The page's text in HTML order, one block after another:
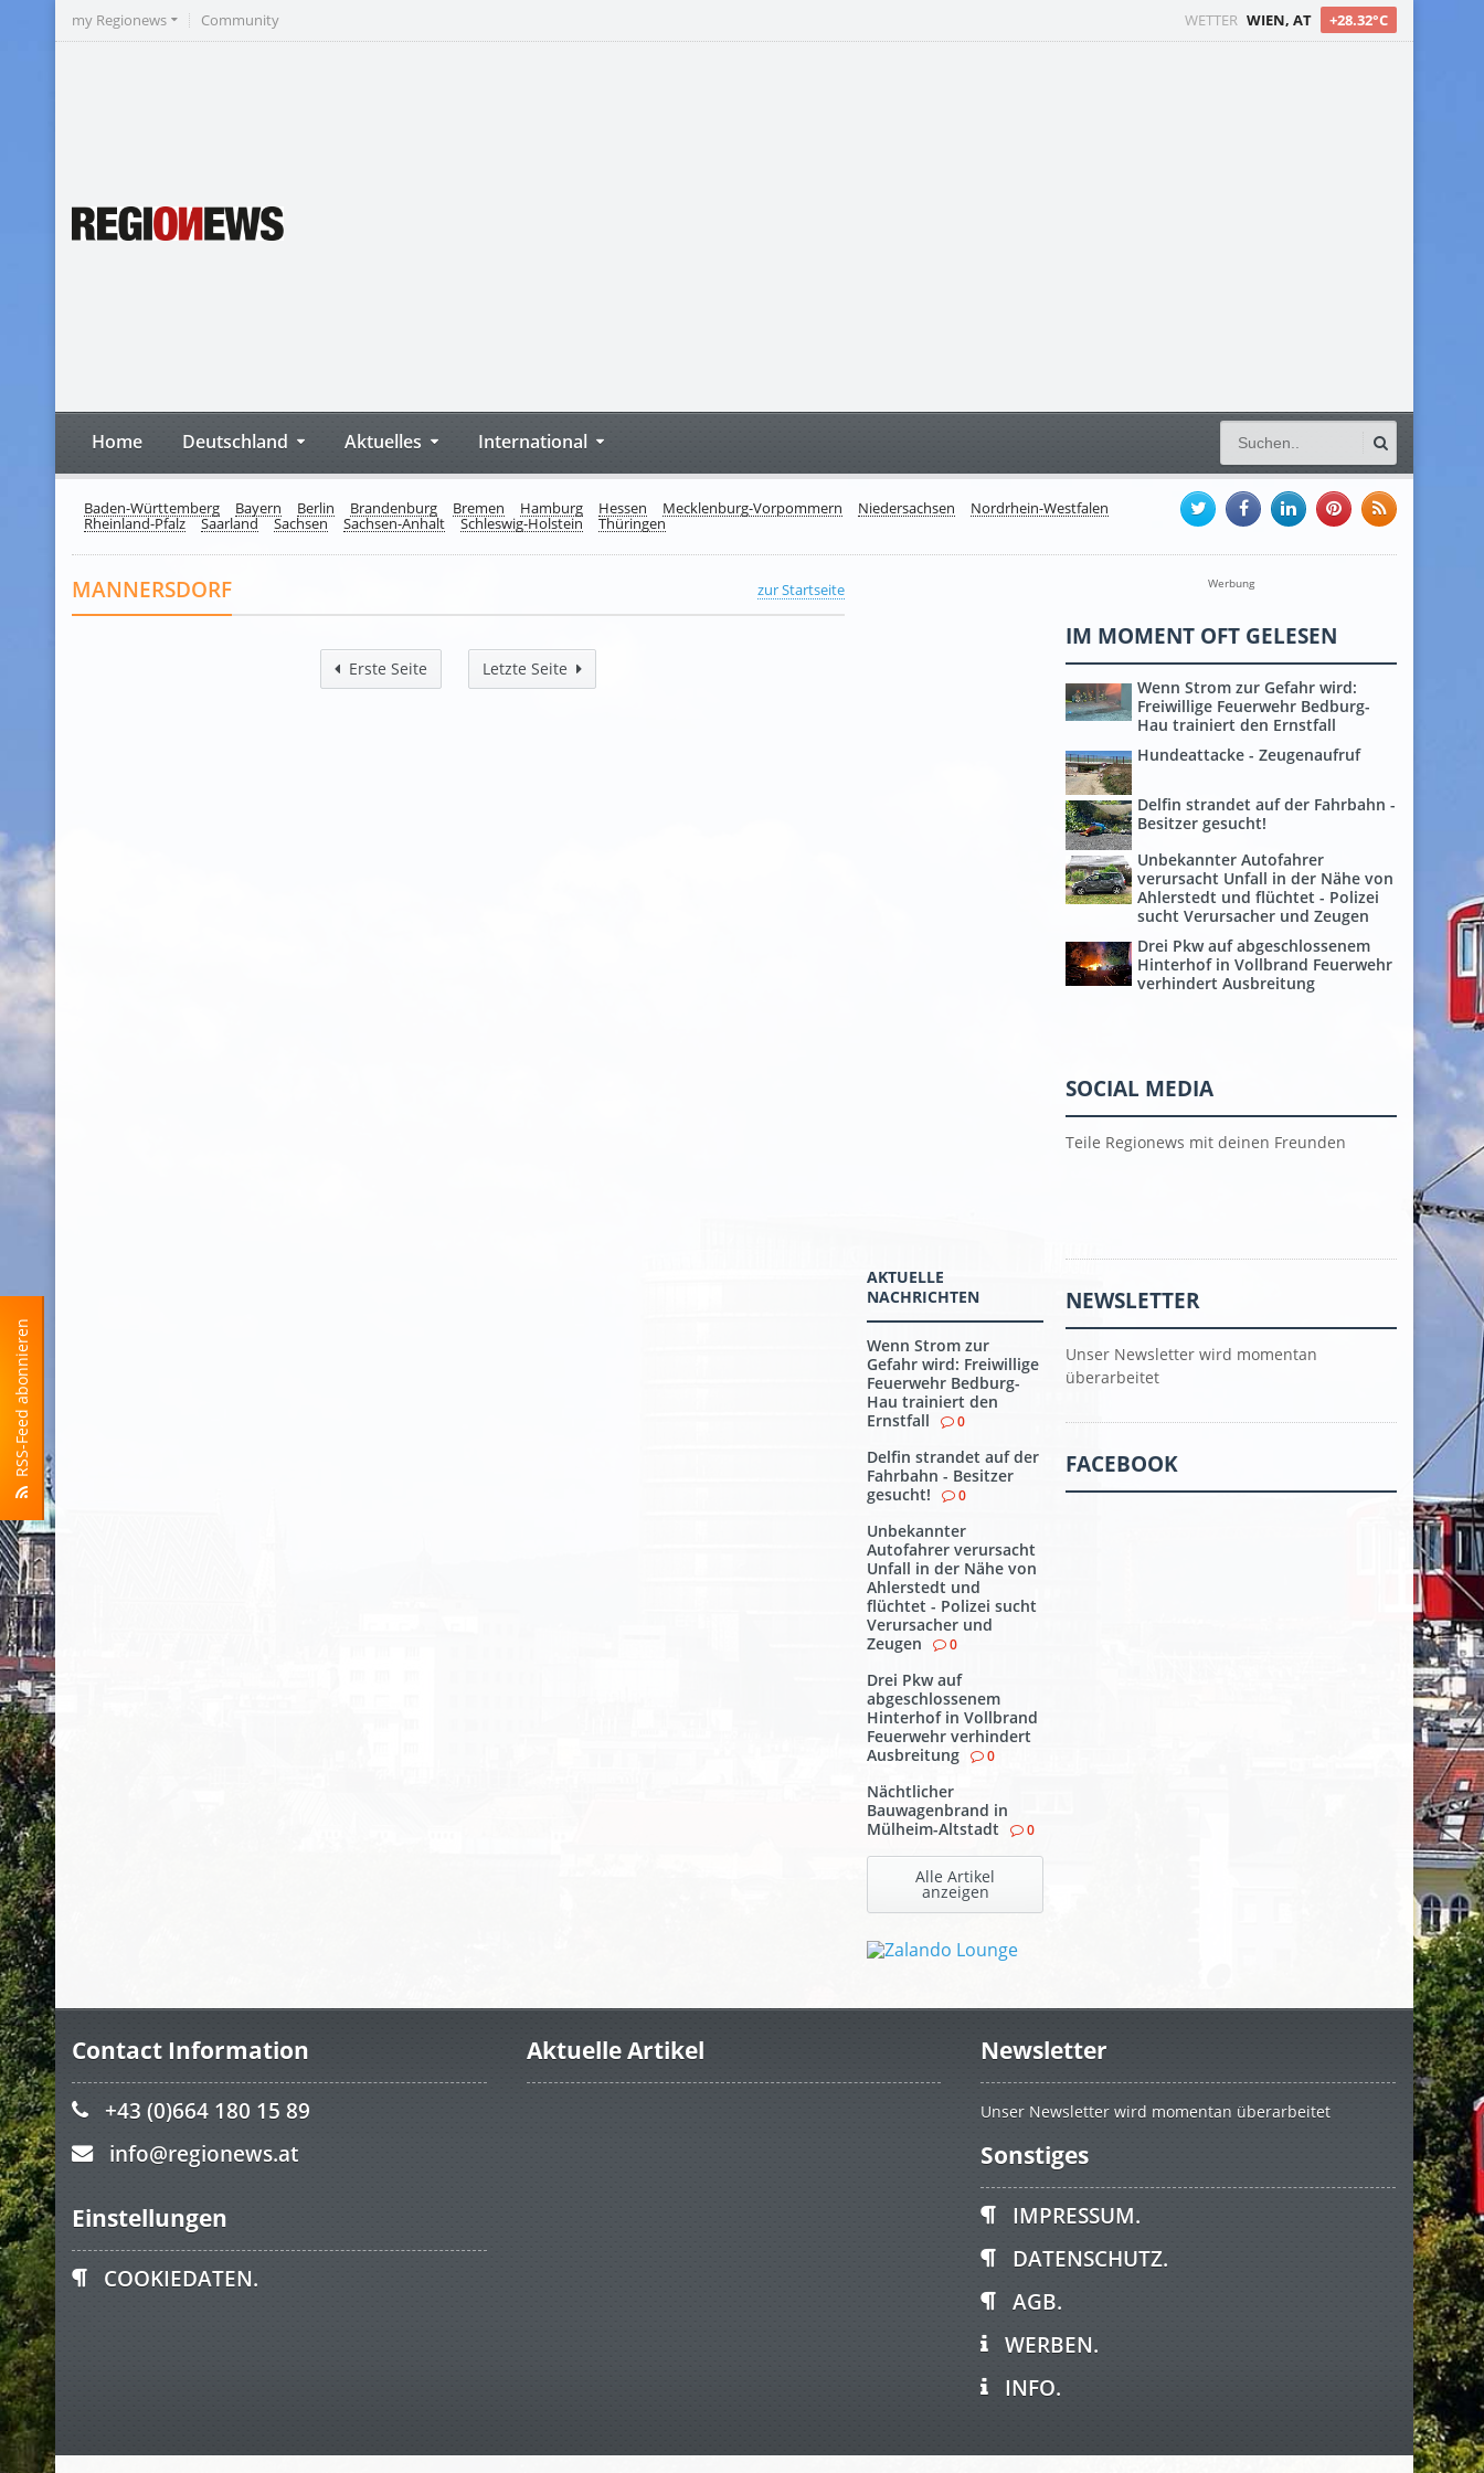
RSS-Feed abonnieren
WETTER WIEN, AT +28.32°C
my Regionews Community
Home Deutschland Aktuelles International
Baden-Württemberg Bayern Berlin Brandenburg Bremen Hamburg Hessen Mecklenburg-Vorpommern Niedersachsen Nordrhein-Westfalen
Rheinland-Pfalz Saarland Sachsen Sachsen-Anhalt Schleswig-Holstein Thüringen
zur Startseite
MANNERSDORF
Erste Seite Letzte Seite
AKTUELLE
NACHRICHTEN
Wenn Strom zur
Gefahr wird: Freiwillige
Feuerwehr Bedburg-
Hau trainiert den
Ernstfall
0
Delfin strandet auf der
Fahrbahn - Besitzer
gesucht!
0
Unbekannter
Autofahrer verursacht
Unfall in der Nähe von
Ahlerstedt und
flüchtet - Polizei sucht
Verursacher und
Zeugen
0
Drei Pkw auf
abgeschlossenem
Hinterhof in Vollbrand
Feuerwehr verhindert
Ausbreitung
0
Nächtlicher
Bauwagenbrand in
Mülheim-Altstadt
0
Alle Artikel
anzeigen
Werbung
IM MOMENT OFT GELESEN
Wenn Strom zur Gefahr wird:
Freiwillige Feuerwehr Bedburg-
Hau trainiert den Ernstfall
Hundeattacke - Zeugenaufruf
Delfin strandet auf der Fahrbahn -
Besitzer gesucht!
Unbekannter Autofahrer
verursacht Unfall in der Nähe von
Ahlerstedt und flüchtet - Polizei
sucht Verursacher und Zeugen
Drei Pkw auf abgeschlossenem
Hinterhof in Vollbrand Feuerwehr
verhindert Ausbreitung
SOCIAL MEDIA
Teile Regionews mit deinen Freunden
NEWSLETTER
Unser Newsletter wird momentan
überarbeitet
FACEBOOK
Contact Information
+43 (0)664 180 15 89
info@regionews.at
Einstellungen
COOKIEDATEN.
Aktuelle Artikel Newsletter
Unser Newsletter wird momentan überarbeitet
Sonstiges
IMPRESSUM.
DATENSCHUTZ.
AGB.
WERBEN.
INFO.